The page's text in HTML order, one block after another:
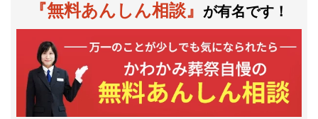
『無料あんしん相談』 が有名です！